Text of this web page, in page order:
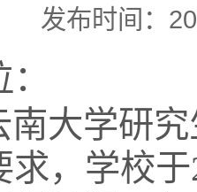
发布时间：
南大学研
求，学校于